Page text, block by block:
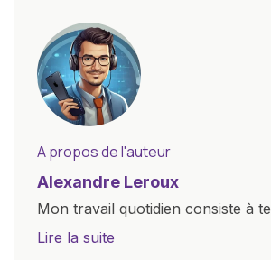
A propos de l'auteur
Alexandre Leroux
Mon travail quotidien consiste à
nouveaux appareils, à rédiger des
Lire la suite